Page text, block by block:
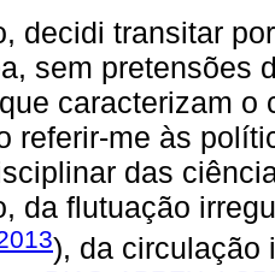
decidi transitar
sem pretensões
caracterizam
referir-me às
das
da flutuação
), da circulação